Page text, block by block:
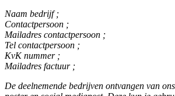
Naam bedrijf ;
Contactpersoon ;
Mailadres contactpersoon ;
Tel contactpersoon ;
KvK nummer ;
Mailadres factuur ;
De deelnemende bedrijven ontvangen van